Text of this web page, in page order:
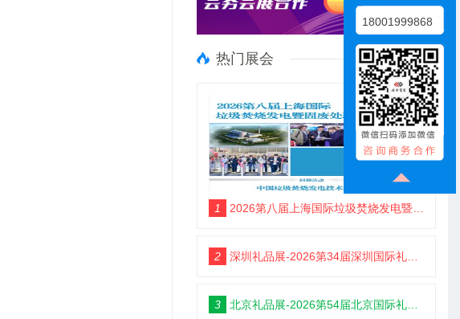
热门展会
1 2026第八届上海国际垃圾焚烧发电暨固废处理技术展览会
2 深圳礼品展-2026第34届深圳国际礼品及家居用品展览会
3 北京礼品展-2026第54届北京国际礼品、赠品及家庭用品展览会
18001999868